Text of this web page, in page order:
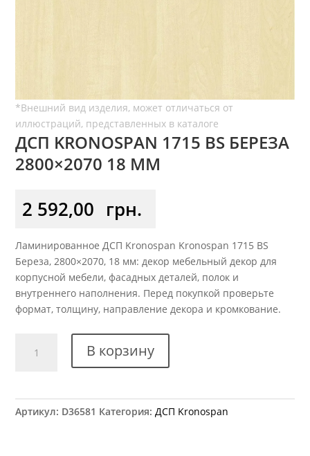
ДСП KRONOSPAN 1715 BS БЕРЕЗА
2800×2070 18 ММ
2 592,00 грн.
Ламинированное ДСП Kronospan Kronospan 1715 BS
Береза, 2800×2070, 18 мм: декор мебельный декор для
корпусной мебели, фасадных деталей, полок и
внутреннего наполнения. Перед покупкой проверьте
формат, толщину, направление декора и кромкование.
товара
BS
В корзину
Артикул: D36581 Категория: ДСП Kronospan